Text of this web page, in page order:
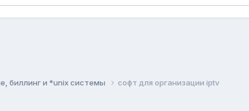
биллинг и *unix системы софт для организации iptv